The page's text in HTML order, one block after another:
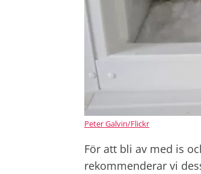
Peter Galvin/Flickr
För att bli av med is
rekommenderar vi